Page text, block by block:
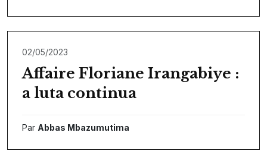
02/05/2023
Affaire Floriane Irangabiye :
a luta continua
Par Abbas Mbazumutima